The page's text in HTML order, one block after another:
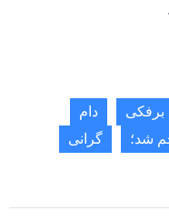
برفکی
دام
شد؛
گرانی